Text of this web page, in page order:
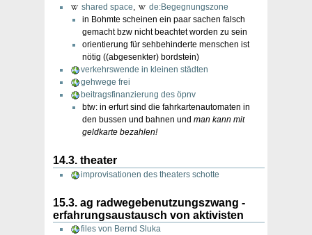
shared space,
de:Begegnungszone
in Bohmte scheinen ein paar sachen falsch
gemacht bzw nicht beachtet worden zu sein
orientierung für sehbehinderte menschen ist
nötig ((abgesenkter) bordstein)
verkehrswende in kleinen städten
gehwege frei
beitragsfinanzierung des öpnv
btw: in erfurt sind die fahrkartenautomaten in
den bussen und bahnen und man kann mit
geldkarte bezahlen!
14.3. theater
improvisationen des theaters schotte
15.3. ag radwegebenutzungszwang -
erfahrungsaustausch von aktivisten
files von Bernd Sluka